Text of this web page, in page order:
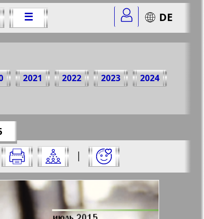
☰ DE
2021 2022 2023
2024
|
и нажмите на нее:
г.
✖
✖